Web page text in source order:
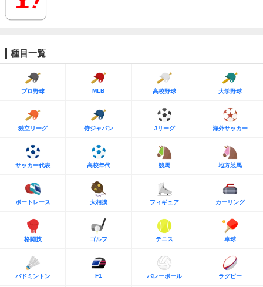
種目一覧
プロ野球 MLB 高校野球 大学野球
独立リーグ 侍ジャパン Jリーグ 海外サッカー
サッカー代表 高校年代 競馬 地方競馬
ボートレース 大相撲 フィギュア カーリング
格闘技 ゴルフ テニス 卓球
バドミントン F1 バレーボール ラグビー